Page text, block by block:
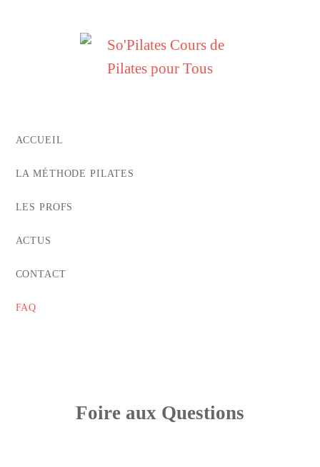
ACCUEIL
LA MÉTHODE PILATES
LES PROFS
ACTUS
CONTACT
FAQ
Foire aux Questions